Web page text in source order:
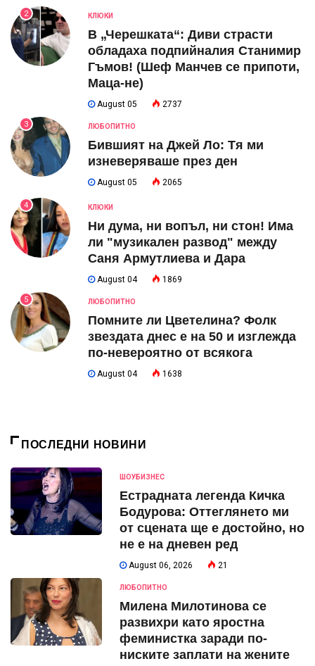
2 КЛЮКИ
В „Черешката“: Диви страсти
обладаха подпийналия Станимир
Гъмов! (Шеф Манчев се припоти,
Маца-не)
August 05 2737
3 ЛЮБОПИТНО
Бившият на Джей Ло: Тя ми
изневеряваше през ден
August 05 2065
4 КЛЮКИ
Ни дума, ни вопъл, ни стон! Има
ли "музикален развод" между
Саня Армутлиева и Дара
August 04 1869
5 ЛЮБОПИТНО
Помните ли Цветелина? Фолк
звездата днес е на 50 и изглежда
по-невероятно от всякога
August 04 1638
ПОСЛЕДНИ НОВИНИ
ШОУБИЗНЕС
Естрадната легенда Кичка
Бодурова: Оттеглянето ми
от сцената ще е достойно, но
не е на дневен ред
August 06, 2026 21
ЛЮБОПИТНО
Милена Милотинова се
развихри като яростна
феминистка заради по-
ниските заплати на жените